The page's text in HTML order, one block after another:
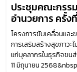
ประชุมคณะกรร
อำนวยการ ครั้งที่
2/2568
โครงการขับเคลื่อนและ
การเสริมสร้างสุขภาวะ
แก่บุคลากรในธุรกิจขน
11 มิถุนายน